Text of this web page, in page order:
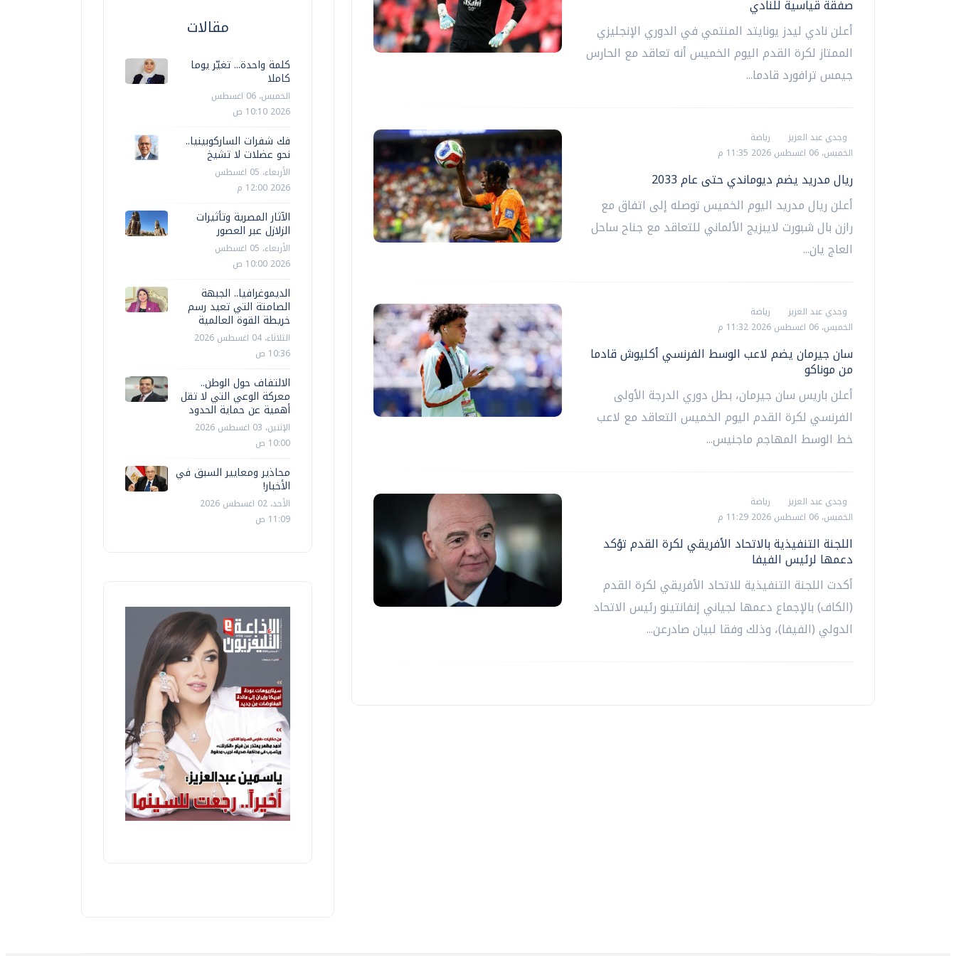
صفقة قياسية للنادي
أعلن نادي ليدز يونايتد المنتمي في الدوري الإنجليزي
الممتاز لكرة القدم اليوم الخميس أنه تعاقد مع الحارس
جيمس ترافورد قادما...
وجدي عبد العزيز
رياضة
الخميس، 06 اغسطس 2026 11:35 م
ريال مدريد يضم ديوماندي حتى عام 2033
أعلن ريال مدريد اليوم الخميس توصله إلى اتفاق مع
رازن بال شبورت لايبزيج الألماني للتعاقد مع جناح ساحل
العاج يان...
وجدي عبد العزيز
رياضة
الخميس، 06 اغسطس 2026 11:32 م
سان جيرمان يضم لاعب الوسط الفرنسي أكليوش قادما
من موناكو
أعلن باريس سان جيرمان، بطل دوري الدرجة الأولى
الفرنسي لكرة القدم ‌اليوم الخميس التعاقد مع لاعب
خط الوسط المهاجم ماجنيس...
وجدي عبد العزيز
رياضة
الخميس، 06 اغسطس 2026 11:29 م
اللجنة التنفيذية بالاتحاد الأفريقي لكرة القدم تؤكد
دعمها لرئيس الفيفا
أكدت اللجنة التنفيذية للاتحاد الأفريقي لكرة القدم
(الكاف) بالإجماع دعمها لجياني إنفانتينو رئيس ‌الاتحاد
الدولي (الفيفا)، وذلك وفقا لبيان صادرعن...
مقالات
كلمة واحدة... تغيّر يوما
كاملا
الخميس، 06 اغسطس
2026 10:10 ص
فك شفرات الساركوبينيا..
نحو عضلات لا تشيخ
الأربعاء، 05 اغسطس
2026 12:00 م
الآثار المصرية وتأثيرات
الزلازل عبر العصور
الأربعاء، 05 اغسطس
2026 10:00 ص
الديموغرافيا.. الجبهة
الصامتة التي تعيد رسم
خريطة القوة العالمية
الثلاثاء، 04 اغسطس 2026
10:36 ص
الالتفاف حول الوطن..
معركة الوعي التي لا تقل
أهمية عن حماية الحدود
الإثنين، 03 اغسطس 2026
10:00 ص
محاذير ومعايير السبق في
الأخبار!
الأحد، 02 اغسطس 2026
11:09 ص